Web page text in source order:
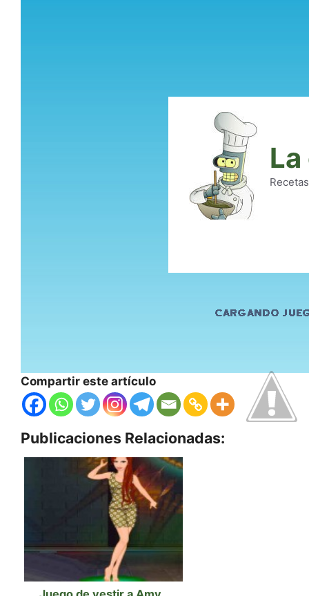
Compartir este artículo
Publicaciones Relacionadas: